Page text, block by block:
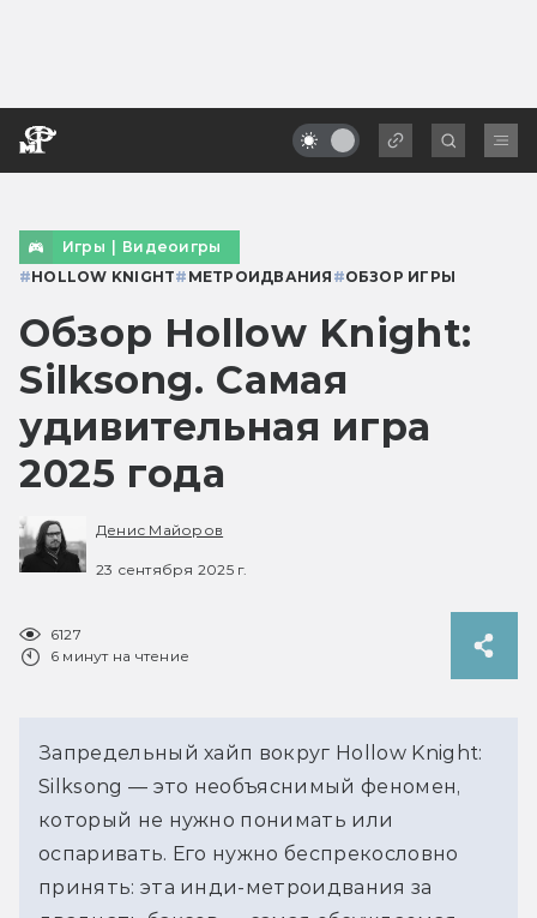
Игры | Видеоигры
#HOLLOW KNIGHT# МЕТРОИДВАНИЯ #ОБЗОР ИГРЫ
Обзор Hollow Knight:
Silksong. Самая
удивительная игра
2025 года
Денис Майоров
23 сентября 2025 г.
6127
6 минут на чтение
Запредельный хайп вокруг Hollow Knight:
Silksong — это необъяснимый феномен,
который не нужно понимать или
оспаривать. Его нужно беспрекословно
принять: эта инди-метроидвания за